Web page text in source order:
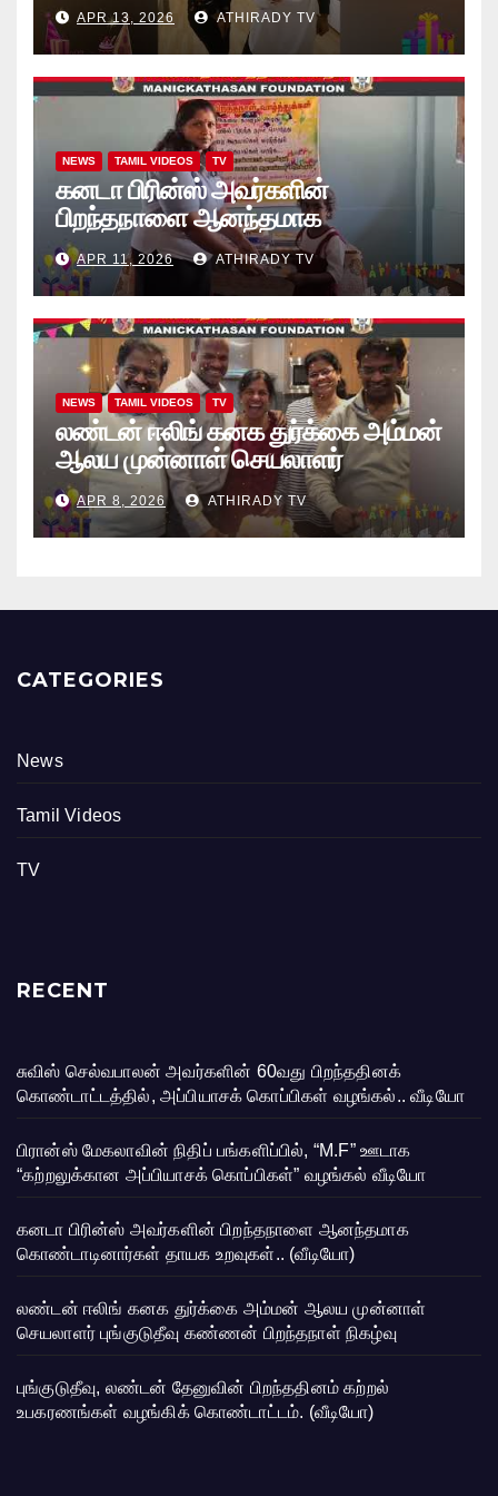
கொப்பிகள்” வழங்கல் வீடியோ
APR 13, 2026 ATHIRADY TV
NEWS TAMIL VIDEOS TV
கனடா பிரின்ஸ் அவர்களின்
பிறந்தநாளை ஆனந்தமாக
கொண்டாடினார்கள் தாயக உறவுகள்..
(வீடியோ)
APR 11, 2026 ATHIRADY TV
NEWS TAMIL VIDEOS TV
லண்டன் ஈலிங் கனக துர்க்கை அம்மன்
ஆலய முன்னாள் செயலாளர்
புங்குடுதீவு கண்ணன் பிறந்தநாள்
நிகழ்வு
APR 8, 2026 ATHIRADY TV
CATEGORIES
News
Tamil Videos
TV
RECENT
சுவிஸ் செல்வபாலன் அவர்களின் 60வது பிறந்ததினக்
கொண்டாட்டத்தில், அப்பியாசக் கொப்பிகள் வழங்கல்.. வீடியோ
பிரான்ஸ் மேகலாவின் நிதிப் பங்களிப்பில், “M.F” ஊடாக
“கற்றலுக்கான அப்பியாசக் கொப்பிகள்” வழங்கல் வீடியோ
கனடா பிரின்ஸ் அவர்களின் பிறந்தநாளை ஆனந்தமாக
கொண்டாடினார்கள் தாயக உறவுகள்.. (வீடியோ)
லண்டன் ஈலிங் கனக துர்க்கை அம்மன் ஆலய முன்னாள்
செயலாளர் புங்குடுதீவு கண்ணன் பிறந்தநாள் நிகழ்வு
புங்குடுதீவு, லண்டன் தேனுவின் பிறந்ததினம் கற்றல்
உபகரணங்கள் வழங்கிக் கொண்டாட்டம். (வீடியோ)